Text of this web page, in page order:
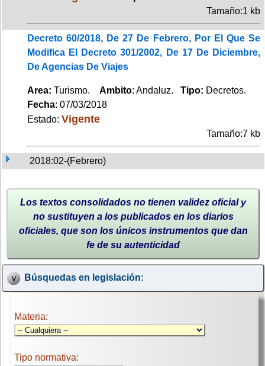
Tamaño:1 kb
Decreto 60/2018, De 27 De Febrero, Por El Que Se
Modifica El Decreto 301/2002, De 17 De Diciembre,
De Agencias De Viajes
Area: Turismo. Ambito: Andaluz. Tipo: Decretos.
Fecha: 07/03/2018
Estado: Vigente
Tamaño:7 kb
2018:02-(Febrero)
Los textos consolidados no tienen validez oficial y
no sustituyen a los publicados en los diarios
oficiales, que son los únicos instrumentos que dan
fe de su autenticidad
Búsquedas en legislación:
Materia:
Tipo normativa: